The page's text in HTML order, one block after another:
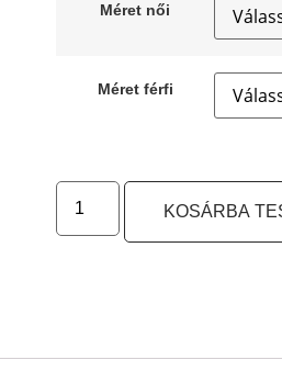
Méret női
Méret férfi
KOSÁRBA